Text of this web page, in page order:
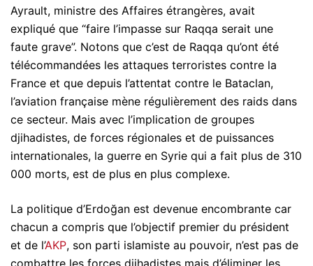
Ayrault, ministre des Affaires étrangères, avait
expliqué que “faire l’impasse sur Raqqa serait une
faute grave”. Notons que c’est de Raqqa qu’ont été
télécommandées les attaques terroristes contre la
France et que depuis l’attentat contre le Bataclan,
l’aviation française mène régulièrement des raids dans
ce secteur. Mais avec l’implication de groupes
djihadistes, de forces régionales et de puissances
internationales, la guerre en Syrie qui a fait plus de 310
000 morts, est de plus en plus complexe.
La politique d’Erdoğan est devenue encombrante car
chacun a compris que l’objectif premier du président
et de l’AKP, son parti islamiste au pouvoir, n’est pas de
combattre les forces djihadistes mais d’éliminer les